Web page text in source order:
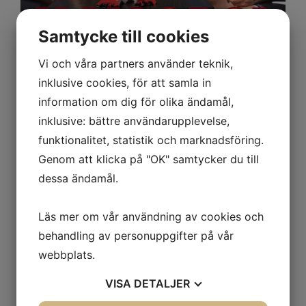
På Höst-Mallis blir det självfallet en tur till det
mysiga torget i Petra och en riktig pangfika!
Väderleksutsikterna säger idag onsdag 6
september att vi kommer att få 7 dagars
ösregn här hemma på västkusten -
Välkommen till hösten!
På världens bästa cykelö: Mallis lyser
varmt!
Vill också du tanka energi inför den mörka
höstvärmen på Mallorca för att cykla, bada
Samtycke till cookies
Vi och våra partners använder teknik,
inklusive cookies, för att samla in
information om dig för olika ändamål,
inklusive: bättre användarupplevelse,
funktionalitet, statistik och marknadsföring.
Genom att klicka på "OK" samtycker du till
dessa ändamål.
Läs mer om vår användning av cookies och
behandling av personuppgifter på vår
webbplats.
VISA DETALJER